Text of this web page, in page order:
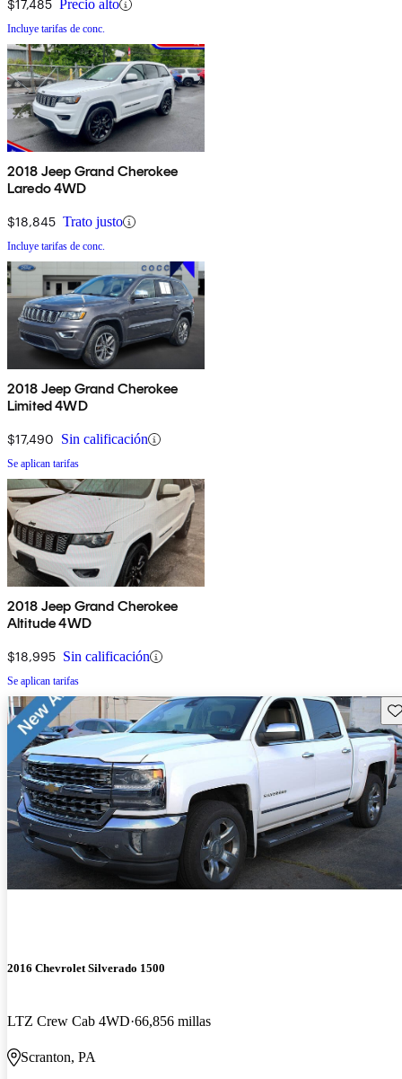
$17,485 Precio alto
Incluye tarifas de conc.
2018 Jeep Grand Cherokee
Laredo 4WD
$18,845 Trato justo
Incluye tarifas de conc.
2018 Jeep Grand Cherokee
Limited 4WD
$17,490 Sin calificación
Se aplican tarifas
2018 Jeep Grand Cherokee
Altitude 4WD
$18,995 Sin calificación
Se aplican tarifas
2016 Chevrolet Silverado 1500
LTZ Crew Cab 4WD 66,856 millas
Scranton, PA